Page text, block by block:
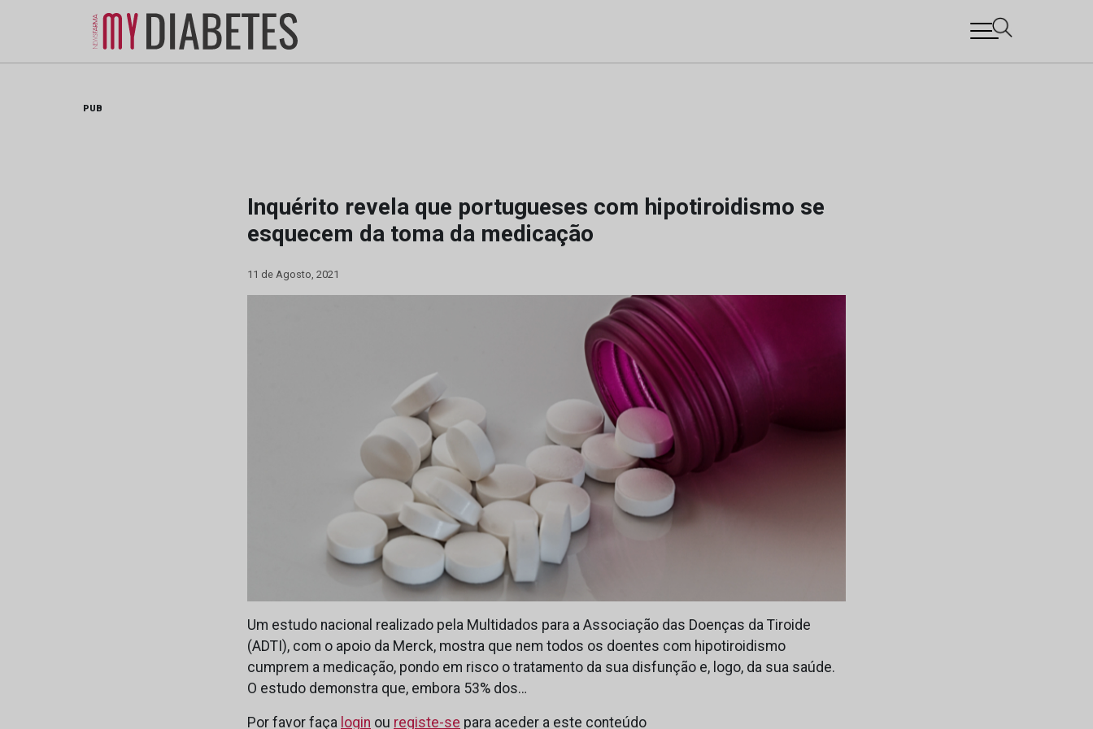
PUB
Inquérito revela que portugueses com hipotiroidismo se
esquecem da toma da medicação
11 de Agosto, 2021
Um estudo nacional realizado pela Multidados para a Associação das Doenças da Tiroide
(ADTI), com o apoio da Merck, mostra que nem todos os doentes com hipotiroidismo
cumprem a medicação, pondo em risco o tratamento da sua disfunção e, logo, da sua saúde.
O estudo demonstra que, embora 53% dos…
Por favor faça login ou registe-se para aceder a este conteúdo